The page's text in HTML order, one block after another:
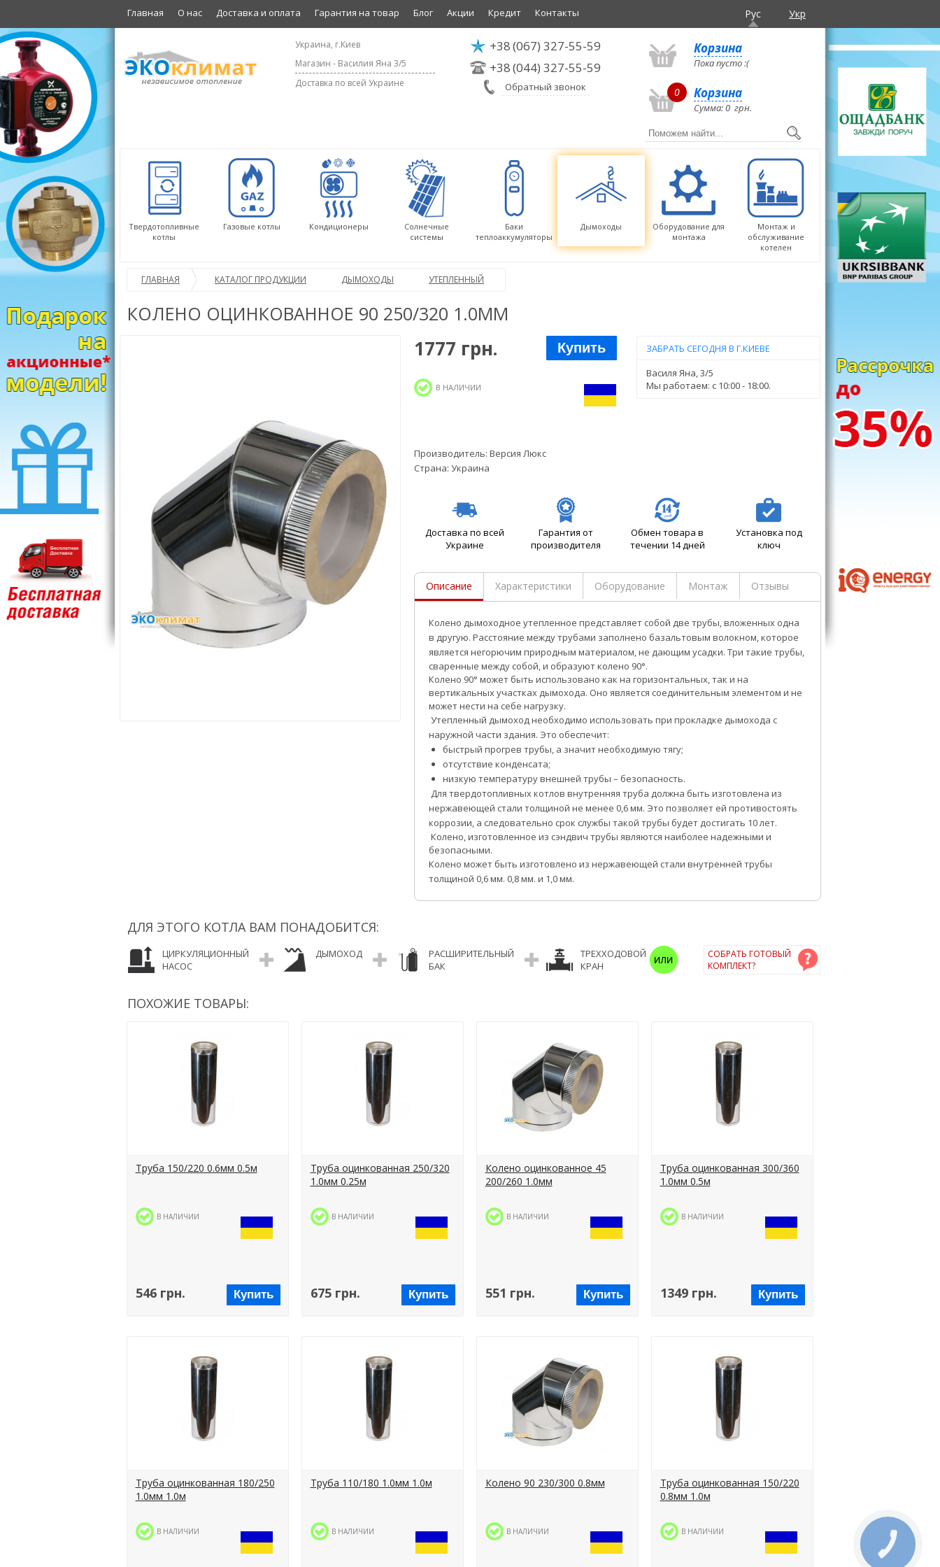
Главная О нас Доставка и оплата Гарантия на товар Блог Акции Кредит Контакты Рус Укр
Украина, г.Киев
Магазин - Василия Яна 3/5
Доставка по всей Украине
+38(067) 327-55-59
+38(044) 327-55-59
Обратный звонок
Корзина
Пока пусто :(
0 Корзина
Сумма:0 грн.
Твердотопливные
котлы
Газовые котлы Кондиционеры
Солнечные
системы
Баки
теплоаккумуляторы
Дымоходы
Оборудование для
монтажа
Монтаж и
обслуживание
котелен
ГЛАВНАЯ КАТАЛОГ ПРОДУКЦИИ ДЫМОХОДЫ УТЕПЛЕННЫЙ
КОЛЕНО ОЦИНКОВАННОЕ 90 250/320 1.0ММ
1777 грн. Купить
В НАЛИЧИИ
Производитель: Версия Люкс
Страна: Украина
ЗАБРАТЬ СЕГОДНЯ В Г.КИЕВЕ
Василя Яна, 3/5
Мы работаем: c 10:00 - 18:00.
Доставка по всей
Украине
Гарантия от
производителя
Обмен товара в
течении 14 дней
Установка под
ключ
Описание Характеристики Оборудование Монтаж Отзывы
Колено дымоходное утепленное представляет собой две трубы, вложенных одна
в другую. Расстояние между трубами заполнено базальтовым волокном, которое
является негорючим природным материалом, не дающим усадки. Три такие трубы,
сваренные между собой, и образуют колено 90°.
Колено 90° может быть использовано как на горизонтальных, так и на
вертикальных участках дымохода. Оно является соединительным элементом и не
может нести на себе нагрузку.
Утепленный дымоход необходимо использовать при прокладке дымохода с
наружной части здания. Это обеспечит:
быстрый прогрев трубы, а значит необходимую тягу;
отсутствие конденсата;
низкую температуру внешней трубы – безопасность.
Для твердотопливных котлов внутренняя труба должна быть изготовлена из
нержавеющей стали толщиной не менее 0,6 мм. Это позволяет ей противостоять
коррозии, а следовательно срок службы такой трубы будет достигать 10 лет.
Колено, изготовленное из сэндвич трубы являются наиболее надежными и
безопасными.
Колено может быть изготовлено из нержавеющей стали внутренней трубы
толщиной 0,6 мм. 0,8 мм. и 1,0 мм.
ДЛЯ ЭТОГО КОТЛА ВАМ ПОНАДОБИТСЯ:
ЦИРКУЛЯЦИОННЫЙ
НАСОС
ДЫМОХОД
РАСШИРИТЕЛЬНЫЙ
БАК
ТРЕХХОДОВОЙ
КРАН
СОБРАТЬ ГОТОВЫЙ
КОМПЛЕКТ?
ПОХОЖИЕ ТОВАРЫ:
Труба 150/220 0.6мм 0.5м
В НАЛИЧИИ
546 грн. Купить
Труба оцинкованная 250/320
1.0мм 0.25м
В НАЛИЧИИ
675 грн. Купить
Колено оцинкованное 45
200/260 1.0мм
В НАЛИЧИИ
551 грн. Купить
Труба оцинкованная 300/360
1.0мм 0.5м
В НАЛИЧИИ
1349 грн. Купить
Труба оцинкованная 180/250
1.0мм 1.0м
В НАЛИЧИИ
Труба 110/180 1.0мм 1.0м
В НАЛИЧИИ
Колено 90 230/300 0.8мм
В НАЛИЧИИ
Труба оцинкованная 150/220
0.8мм 1.0м
В НАЛИЧИИ